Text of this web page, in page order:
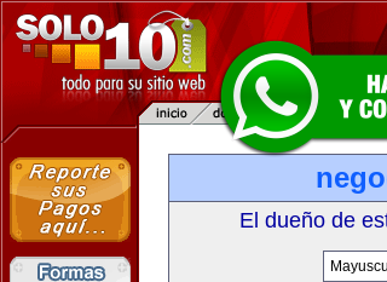
El dueño de